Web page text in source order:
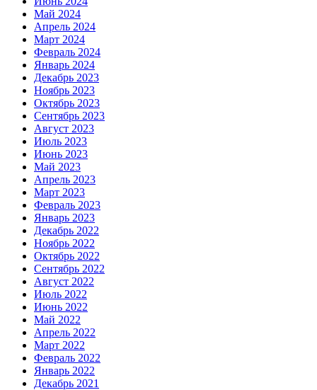
Май 2024
Апрель 2024
Март 2024
Февраль 2024
Январь 2024
Декабрь 2023
Ноябрь 2023
Октябрь 2023
Сентябрь 2023
Август 2023
Июль 2023
Июнь 2023
Май 2023
Апрель 2023
Март 2023
Февраль 2023
Январь 2023
Декабрь 2022
Ноябрь 2022
Октябрь 2022
Сентябрь 2022
Август 2022
Июль 2022
Июнь 2022
Май 2022
Апрель 2022
Март 2022
Февраль 2022
Январь 2022
Декабрь 2021